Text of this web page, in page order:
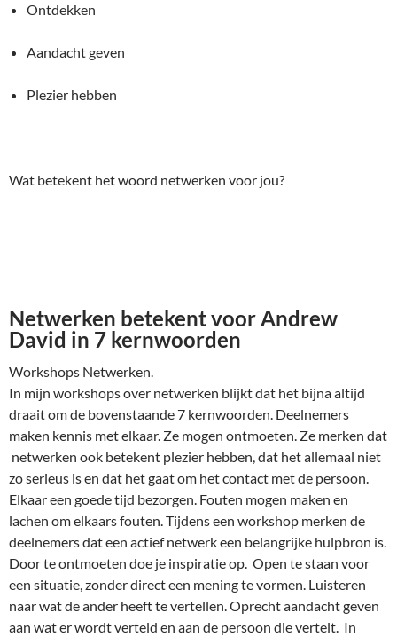
Ontdekken
Aandacht geven
Plezier hebben
Wat betekent het woord netwerken voor jou?
Netwerken betekent voor Andrew
David in 7 kernwoorden
Workshops Netwerken.
In mijn workshops over netwerken blijkt dat het bijna altijd
draait om de bovenstaande 7 kernwoorden. Deelnemers
maken kennis met elkaar. Ze mogen ontmoeten. Ze merken dat
netwerken ook betekent plezier hebben, dat het allemaal niet
zo serieus is en dat het gaat om het contact met de persoon.
Elkaar een goede tijd bezorgen. Fouten mogen maken en
lachen om elkaars fouten. Tijdens een workshop merken de
deelnemers dat een actief netwerk een belangrijke hulpbron is.
Door te ontmoeten doe je inspiratie op. Open te staan voor
een situatie, zonder direct een mening te vormen. Luisteren
naar wat de ander heeft te vertellen. Oprecht aandacht geven
aan wat er wordt verteld en aan de persoon die vertelt. In